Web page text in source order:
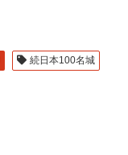
続日本100名城